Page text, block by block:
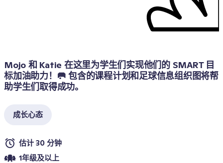
Mojo 和 Katie 在这里为学生们实现他们的 SMART 目
标加油助力！🥅 包含的课程计划和足球信息组织图将帮
助学生们取得成功。
成长心态
估计 30 分钟
1年级及以上